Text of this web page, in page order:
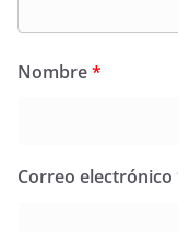
Nombre*
Correo electrónico